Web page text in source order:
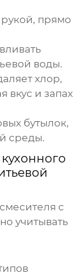
рукой, прямо
воды.
хлор,
вкус и запах
бутылок,
среды.
с
учитывать